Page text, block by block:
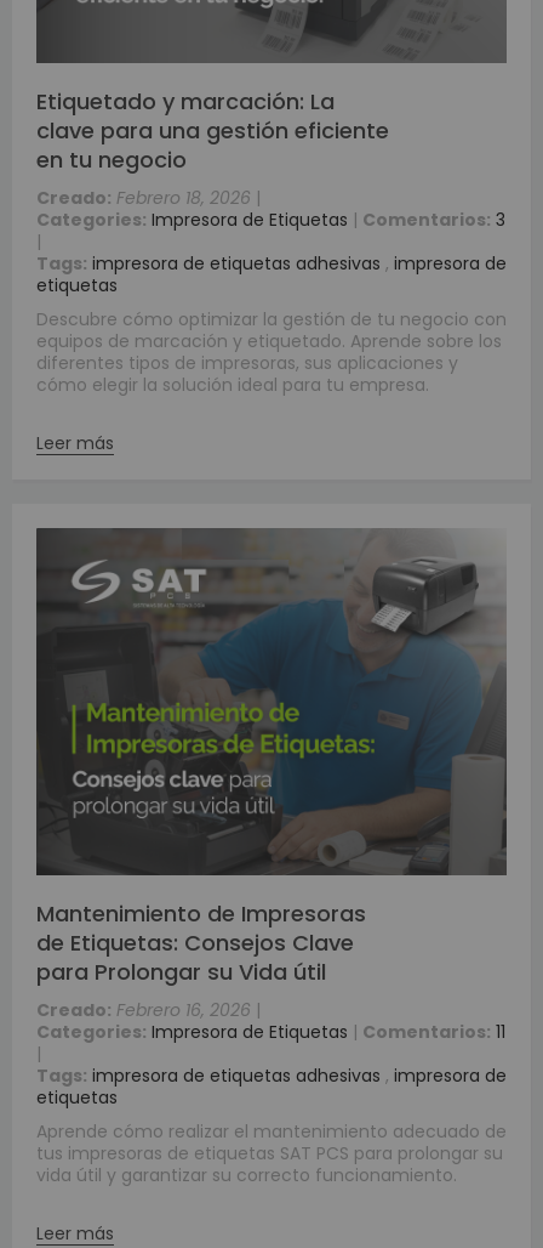
Etiquetado y marcación: La
clave para una gestión eficiente
en tu negocio
Creado: Febrero 18, 2026 |
Categories: Impresora de Etiquetas | Comentarios: 3
|
Tags: impresora de etiquetas adhesivas , impresora de
etiquetas
Descubre cómo optimizar la gestión de tu negocio con
equipos de marcación y etiquetado. Aprende sobre los
diferentes tipos de impresoras, sus aplicaciones y
cómo elegir la solución ideal para tu empresa.
Leer más
Mantenimiento de Impresoras
de Etiquetas: Consejos Clave
para Prolongar su Vida útil
Creado: Febrero 16, 2026 |
Categories: Impresora de Etiquetas | Comentarios: 11
|
Tags: impresora de etiquetas adhesivas , impresora de
etiquetas
Aprende cómo realizar el mantenimiento adecuado de
tus impresoras de etiquetas SAT PCS para prolongar su
vida útil y garantizar su correcto funcionamiento.
Leer más